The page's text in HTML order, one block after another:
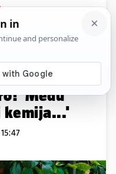
Komentari
'Ljubav je
'Među
kemija...'